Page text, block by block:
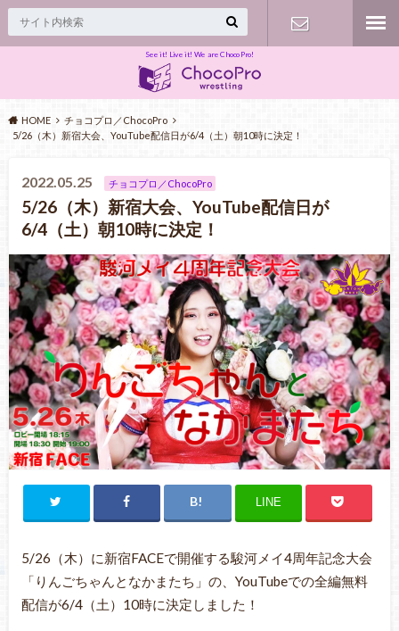
See it! Live it! We are ChocoPro!
HOME
チョコプロ／ChocoPro
5/26（木）新宿大会、YouTube配信日が6/4（土）朝10時に決定！
2022.05.25 チョコプロ／ChocoPro
5/26（木）新宿大会、YouTube配信日が
6/4（土）朝10時に決定！
LINE
5/26（木）に新宿FACEで開催する駿河メイ4周年記念大会
「りんごちゃんとなかまたち」の、YouTubeでの全編無料
配信が6/4（土）10時に決定しました！